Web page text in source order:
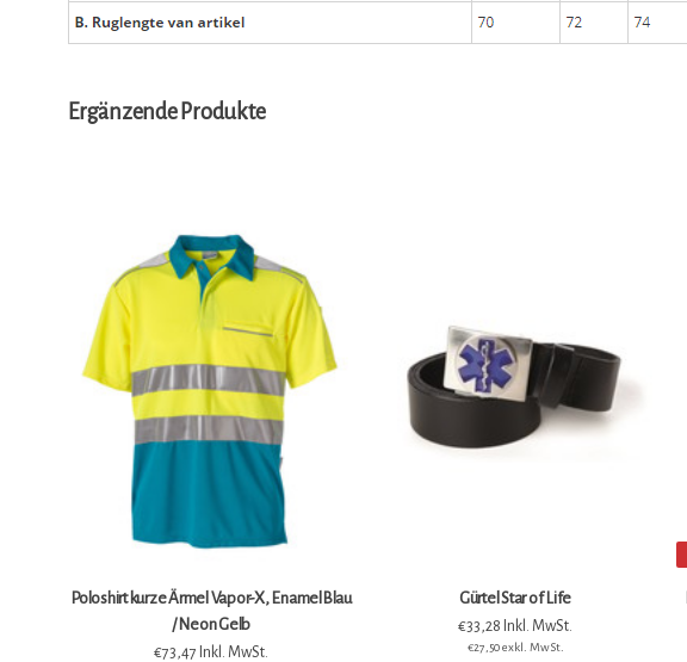
Ergänzende Produkte
Poloshirt kurze Ärmel Vapor-X, EnamelBlau
/ Neon Gelb
€73,47 Inkl. MwSt.
Gürtel Star of Life
€33,28 Inkl. MwSt.
€27,50 exkl. MwSt.